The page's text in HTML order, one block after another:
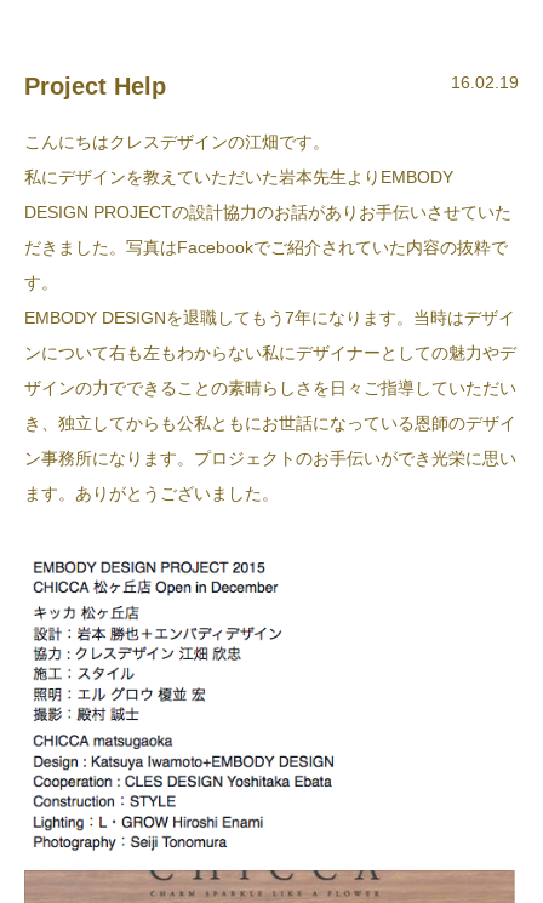
16.02.19
Project Help
こんにちはクレスデザインの江畑です。
私にデザインを教えていただいた岩本先生よりEMBODY
DESIGN PROJECTの設計協力のお話がありお手伝いさせていた
だきました。写真はFacebookでご紹介されていた内容の抜粋で
す。
EMBODY DESIGNを退職してもう7年になります。当時はデザイ
ンについて右も左もわからない私にデザイナーとしての魅力やデ
ザインの力でできることの素晴らしさを日々ご指導していただい
き、独立してからも公私ともにお世話になっている恩師のデザイ
ン事務所になります。プロジェクトのお手伝いができ光栄に思い
ます。ありがとうございました。